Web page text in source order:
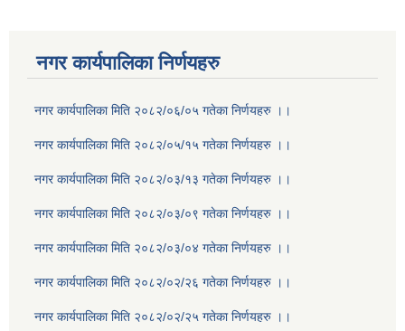
नगर कार्यपालिका निर्णयहरु
नगर कार्यपालिका मिति २०८२/०६/०५ गतेका निर्णयहरु ।।
नगर कार्यपालिका मिति २०८२/०५/१५ गतेका निर्णयहरु ।।
नगर कार्यपालिका मिति २०८२/०३/१३ गतेका निर्णयहरु ।।
नगर कार्यपालिका मिति २०८२/०३/०९ गतेका निर्णयहरु ।।
नगर कार्यपालिका मिति २०८२/०३/०४ गतेका निर्णयहरु ।।
नगर कार्यपालिका मिति २०८२/०२/२६ गतेका निर्णयहरु ।।
नगर कार्यपालिका मिति २०८२/०२/२५ गतेका निर्णयहरु ।।